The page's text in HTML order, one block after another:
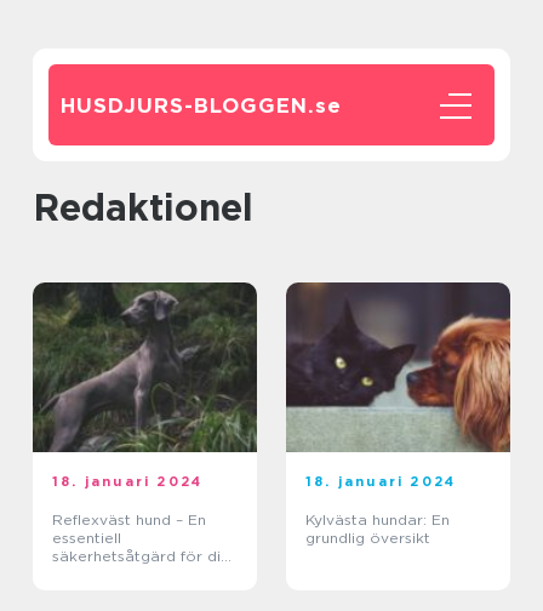
HUSDJURS-BLOGGEN.se
redaktionel
18. januari 2024
Reflexväst hund – En
essentiell
säkerhetsåtgärd för din
18. januari 2024
Kylvästa hundar: En
grundlig översikt